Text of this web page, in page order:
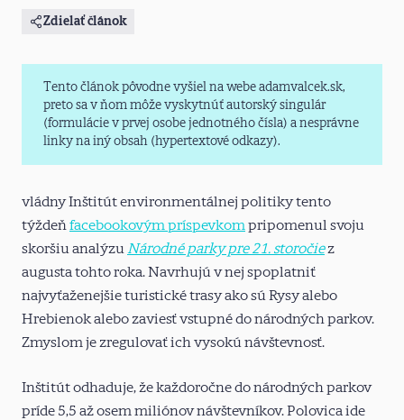
Zdielať článok
Tento článok pôvodne vyšiel na webe adamvalcek.sk,
preto sa v ňom môže vyskytnúť autorský singulár
(formulácie v prvej osobe jednotného čísla) a nesprávne
linky na iný obsah (hypertextové odkazy).
vládny Inštitút environmentálnej politiky tento
týždeňfacebookovým príspevkompripomenul svoju
skoršiu analýzuNárodné parky pre 21. storočiez
augusta tohto roka. Navrhujú v nej spoplatniť
najvyťaženejšie turistické trasy ako sú Rysy alebo
Hrebienok alebo zaviesť vstupné do národných parkov.
Zmyslom je zregulovať ich vysokú návštevnosť.
Inštitút odhaduje, že každoročne do národných parkov
príde 5,5 až osem miliónov návštevníkov. Polovica ide